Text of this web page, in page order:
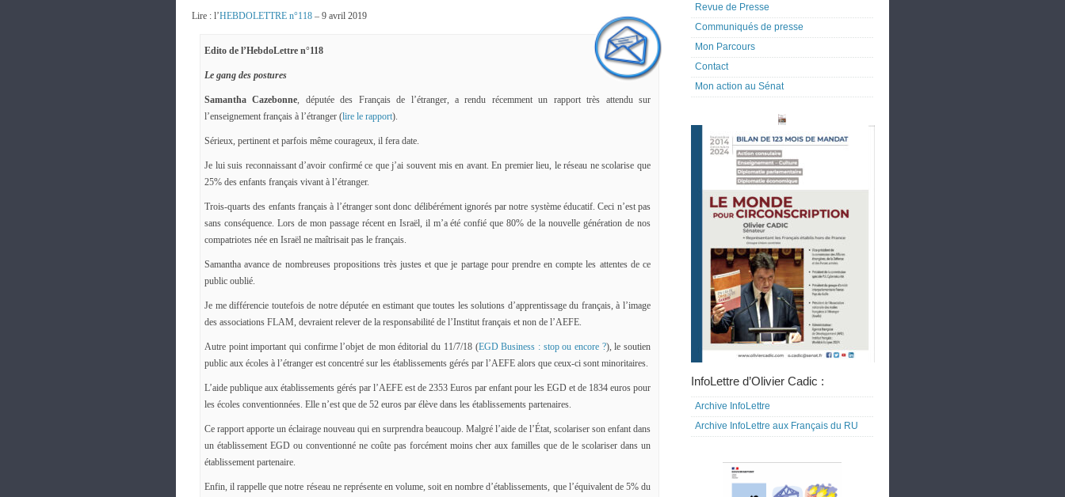
Lire : l’HEBDOLETTRE n°118 – 9 avril 2019
Edito de l’HebdoLettre n°118
Le gang des postures
Samantha Cazebonne, députée des Français de l’étranger, a rendu récemment un rapport très attendu sur
l’enseignement français à l’étranger (lire le rapport).
Sérieux, pertinent et parfois même courageux, il fera date.
Je lui suis reconnaissant d’avoir confirmé ce que j’ai souvent mis en avant. En premier lieu, le réseau ne scolarise que
25% des enfants français vivant à l’étranger.
Trois-quarts des enfants français à l’étranger sont donc délibérément ignorés par notre système éducatif. Ceci n’est pas
sans conséquence. Lors de mon passage récent en Israël, il m’a été confié que 80% de la nouvelle génération de nos
compatriotes née en Israël ne maîtrisait pas le français.
Samantha avance de nombreuses propositions très justes et que je partage pour prendre en compte les attentes de ce
public oublié.
Je me différencie toutefois de notre députée en estimant que toutes les solutions d’apprentissage du français, à l’image
des associations FLAM, devraient relever de la responsabilité de l’Institut français et non de l’AEFE.
Autre point important qui confirme l’objet de mon éditorial du 11/7/18 (EGD Business : stop ou encore ?), le soutien
public aux écoles à l’étranger est concentré sur les établissements gérés par l’AEFE alors que ceux-ci sont minoritaires.
L’aide publique aux établissements gérés par l’AEFE est de 2353 Euros par enfant pour les EGD et de 1834 euros pour
les écoles conventionnées. Elle n’est que de 52 euros par élève dans les établissements partenaires.
Ce rapport apporte un éclairage nouveau qui en surprendra beaucoup. Malgré l’aide de l’État, scolariser son enfant dans
un établissement EGD ou conventionné ne coûte pas forcément moins cher aux familles que de le scolariser dans un
établissement partenaire.
Enfin, il rappelle que notre réseau ne représente en volume, soit en nombre d’établissements, que l’équivalent de 5% du
Revue de Presse
Communiqués de presse
Mon Parcours
Contact
Mon action au Sénat
InfoLettre d’Olivier Cadic :
Archive InfoLettre
Archive InfoLettre aux Français du RU